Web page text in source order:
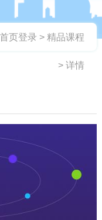
页登录 > 精品课程
> 详情